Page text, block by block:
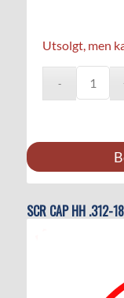
Utsolgt, men
SCR CAP HH .312-